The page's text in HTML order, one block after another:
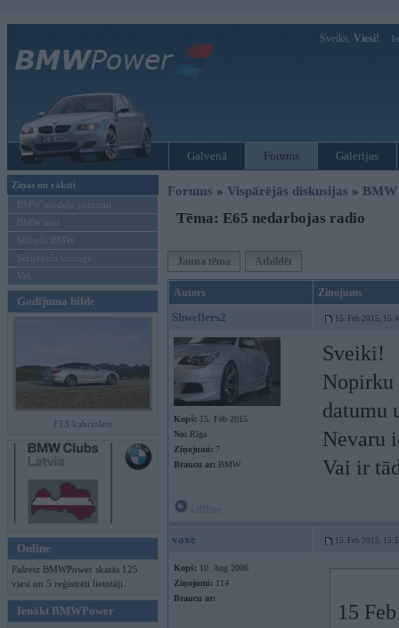
Sveiks, Viesi!
Galvenā Forums Galerijas
Ziņas un raksti
BMW modeļu jaunumi
BMW testi
Mēneša BMW
Sērijveida tūnings
Vel...
Gadījuma bilde
F13 kabriolets
Online
Pašreiz BMWPower skatās 125
viesi un 5 reģistrēti lietotāji.
Ienākt BMWPower
Forums » Vispārējās diskusijas »
Tēma: E65 nedarbojas radio
Jauna tēma Atbildēt
Autors Ziņojums
Shwellers2 15. Feb 2015,
Kopš: 15. Feb 2015
No: Rīga
Ziņojumi: 7
Braucu ar: BMW
Sveiki!
Nopirku
datumu
Nevaru
Vai ir
vaxe 15. Feb 2015,
Kopš: 10. Aug 2006
Ziņojumi: 114
Braucu ar:
15